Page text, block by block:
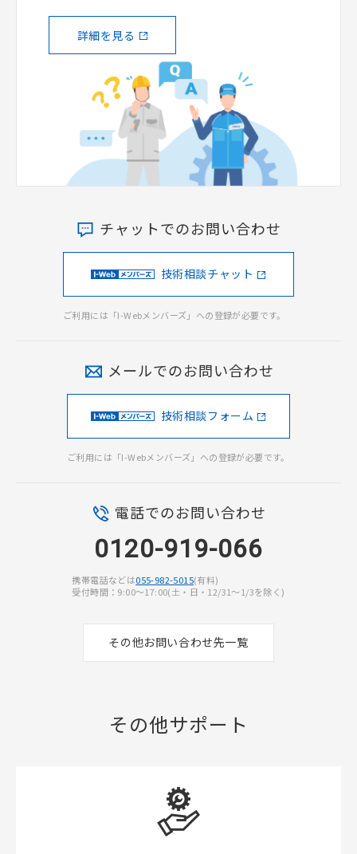
詳細を見る
チャットでのお問い合わせ
技術相談チャット
ご利用には「I-Webメンバーズ」への登録が必要です。
メールでのお問い合わせ
技術相談フォーム
ご利用には「I-Webメンバーズ」への登録が必要です。
電話でのお問い合わせ
0120-919-066
携帯電話などは055-982-5015(有料)
受付時間：9:00〜17:00(土・日・12/31〜1/3を除く)
その他お問い合わせ先一覧
その他サポート